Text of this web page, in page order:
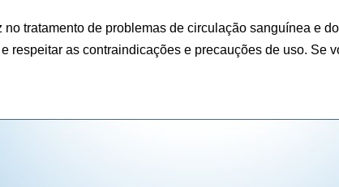
tratamento de problemas de circulação sanguínea e
respeitar as contraindicações e precauções de uso. Se